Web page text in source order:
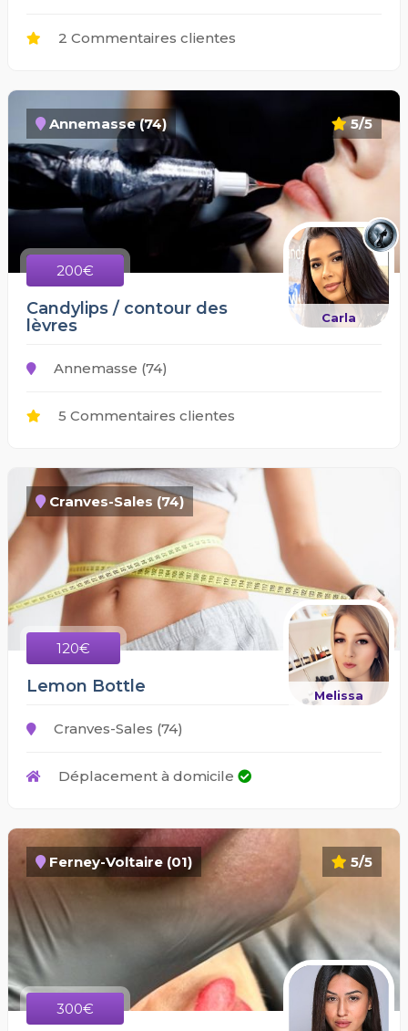
2 Commentaires clientes
5/5
Annemasse (74)
200€
Carla
Candylips / contour des
lèvres
Annemasse (74)
5 Commentaires clientes
Cranves-Sales (74)
120€
Melissa
Lemon Bottle
Cranves-Sales (74)
Déplacement à domicile
5/5
Ferney-Voltaire (01)
300€